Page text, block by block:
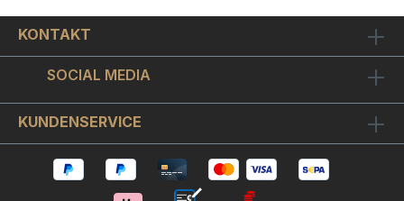
ergibt sich ein sehr schöner Kontrast zwischen
chromglänzenden unbedruckten Bildstellen und
dem ansonsten metallisch matt seidenglänzenden
Bildmotiv. Der mattschwarze Objekt-Bilderrahmen
nimmt das Bild schwebend montiert auf, so dass
sich ein schöner 3D-Effekt ergibt. Wir haben
hochwertiges Museumsglas verwendet. Das ist ein
istinterferenzoptisch entspiegelt, wodurch die
Bildfarben in ihrer vollen Leuchtkraft zur Geltung
KONTAKT
SOCIAL MEDIA
KUNDENSERVICE